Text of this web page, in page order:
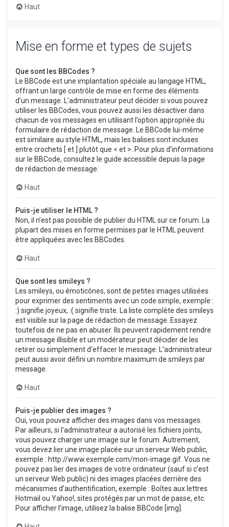
Haut
Mise en forme et types de sujets
Que sont les BBCodes ?
Le BBCode est une implantation spéciale au langage HTML,
offrant un large contrôle de mise en forme des éléments
d’un message. L’administrateur peut décider si vous pouvez
utiliser les BBCodes, vous pouvez aussi les désactiver dans
chacun de vos messages en utilisant l’option appropriée du
formulaire de rédaction de message. Le BBCode lui-même
est similaire au style HTML, mais les balises sont incluses
entre crochets [ et ] plutôt que < et >. Pour plus d’informations
sur le BBCode, consultez le guide accessible depuis la page
de rédaction de message.
Haut
Puis-je utiliser le HTML ?
Non, il n’est pas possible de publier du HTML sur ce forum. La
plupart des mises en forme permises par le HTML peuvent
être appliquées avec les BBCodes.
Haut
Que sont les smileys ?
Les smileys, ou émoticônes, sont de petites images utilisées
pour exprimer des sentiments avec un code simple, exemple :
:) signifie joyeux, :( signifie triste. La liste complète des smileys
est visible sur la page de rédaction de message. Essayez
toutefois de ne pas en abuser. Ils peuvent rapidement rendre
un message illisible et un modérateur peut décider de les
retirer ou simplement d’effacer le message. L’administrateur
peut aussi avoir défini un nombre maximum de smileys par
message.
Haut
Puis-je publier des images ?
Oui, vous pouvez afficher des images dans vos messages.
Par ailleurs, si l’administrateur a autorisé les fichiers joints,
vous pouvez charger une image sur le forum. Autrement,
vous devez lier une image placée sur un serveur Web public,
exemple : http://www.exemple.com/mon-image.gif. Vous ne
pouvez pas lier des images de votre ordinateur (sauf si c’est
un serveur Web public) ni des images placées derrière des
mécanismes d’authentification, exemple : Boîtes aux lettres
Hotmail ou Yahoo!, sites protégés par un mot de passe, etc.
Pour afficher l’image, utilisez la balise BBCode [img].